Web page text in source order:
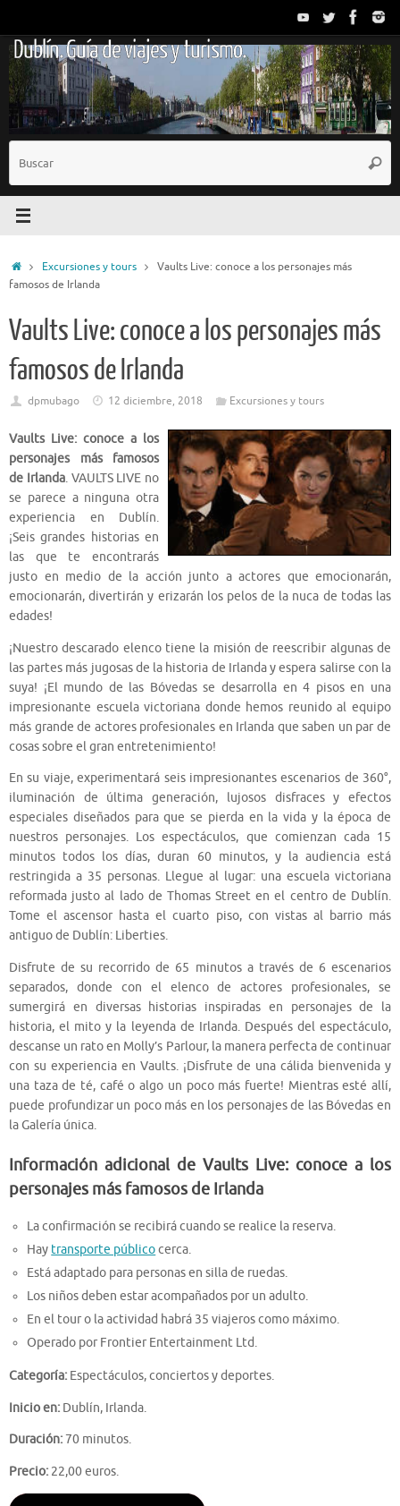
contenido
Dublín. Guía de viajes y turismo.
InicioExcursiones y tours
Vaults Live: conoce a los personajes más
famosos de Irlanda
Vaults Live: conoce a los personajes más
famosos de Irlanda
dpmubago 12 diciembre, 2018 Excursiones y tours
Vaults Live: conoce a los
personajes más famosos
de Irlanda. VAULTS LIVE no
se parece a ninguna otra
experiencia en Dublín.
¡Seis grandes historias en
las que te encontrarás
justo en medio de la acción junto a actores que emocionarán,
emocionarán, divertirán y erizarán los pelos de la nuca de todas las
edades!
¡Nuestro descarado elenco tiene la misión de reescribir algunas de
las partes más jugosas de la historia de Irlanda y espera salirse con la
suya! ¡El mundo de las Bóvedas se desarrolla en 4 pisos en una
impresionante escuela victoriana donde hemos reunido al equipo
más grande de actores profesionales en Irlanda que saben un par de
cosas sobre el gran entretenimiento!
En su viaje, experimentará seis impresionantes escenarios de 360°,
iluminación de última generación, lujosos disfraces y efectos
especiales diseñados para que se pierda en la vida y la época de
nuestros personajes. Los espectáculos, que comienzan cada 15
minutos todos los días, duran 60 minutos, y la audiencia está
restringida a 35 personas. Llegue al lugar: una escuela victoriana
reformada justo al lado de Thomas Street en el centro de Dublín.
Tome el ascensor hasta el cuarto piso, con vistas al barrio más
antiguo de Dublín: Liberties.
Disfrute de su recorrido de 65 minutos a través de 6 escenarios
separados, donde con el elenco de actores profesionales, se
sumergirá en diversas historias inspiradas en personajes de la
historia, el mito y la leyenda de Irlanda. Después del espectáculo,
descanse un rato en Molly’s Parlour, la manera perfecta de continuar
con su experiencia en Vaults. ¡Disfrute de una cálida bienvenida y
una taza de té, café o algo un poco más fuerte! Mientras esté allí,
puede profundizar un poco más en los personajes de las Bóvedas en
la Galería única.
Información adicional de Vaults Live: conoce a los
personajes más famosos de Irlanda
La confirmación se recibirá cuando se realice la reserva.
Hay transporte públicocerca.
Está adaptado para personas en silla de ruedas.
Los niños deben estar acompañados por un adulto.
En el tour o la actividad habrá 35 viajeros como máximo.
Operado por Frontier Entertainment Ltd.
Categoría: Espectáculos, conciertos y deportes.
Inicio en: Dublín, Irlanda.
Duración:70 minutos.
Precio: 22,00 euros.